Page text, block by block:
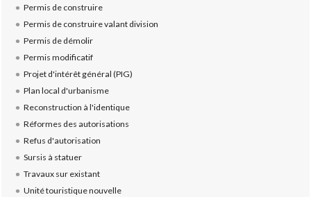
Permis de construire
Permis de construire valant division
Permis de démolir
Permis modificatif
Projet d'intérêt général (PIG)
Plan local d'urbanisme
Reconstruction à l'identique
Réformes des autorisations
Refus d'autorisation
Sursis à statuer
Travaux sur existant
Unité touristique nouvelle